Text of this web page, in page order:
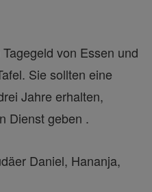
von Essen und
Sie sollten eine
Jahre erhalten,
Dienst geben .
Daniel, Hananja,